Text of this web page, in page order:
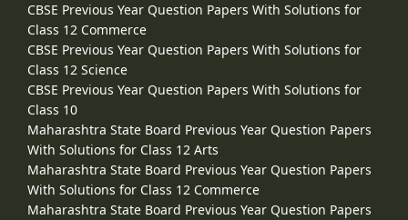
CBSE Previous Year Question Papers With Solutions for
Class 12 Commerce
CBSE Previous Year Question Papers With Solutions for
Class 12 Science
CBSE Previous Year Question Papers With Solutions for
Class 10
Maharashtra State Board Previous Year Question Papers
With Solutions for Class 12 Arts
Maharashtra State Board Previous Year Question Papers
With Solutions for Class 12 Commerce
Maharashtra State Board Previous Year Question Papers